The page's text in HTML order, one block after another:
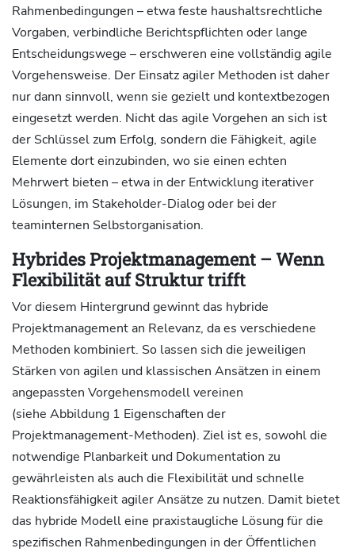
Rahmenbedingungen – etwa feste haushaltsrechtliche
Vorgaben, verbindliche Berichtspflichten oder lange
Entscheidungswege – erschweren eine vollständig agile
Vorgehensweise. Der Einsatz agiler Methoden ist daher
nur dann sinnvoll, wenn sie gezielt und kontextbezogen
eingesetzt werden. Nicht das agile Vorgehen an sich ist
der Schlüssel zum Erfolg, sondern die Fähigkeit, agile
Elemente dort einzubinden, wo sie einen echten
Mehrwert bieten – etwa in der Entwicklung iterativer
Lösungen, im Stakeholder-Dialog oder bei der
teaminternen Selbstorganisation.
Hybrides Projektmanagement – Wenn
Flexibilität auf Struktur trifft
Vor diesem Hintergrund gewinnt das hybride
Projektmanagement an Relevanz, da es verschiedene
Methoden kombiniert. So lassen sich die jeweiligen
Stärken von agilen und klassischen Ansätzen in einem
angepassten Vorgehensmodell vereinen
(siehe Abbildung 1 Eigenschaften der
Projektmanagement-Methoden). Ziel ist es, sowohl die
notwendige Planbarkeit und Dokumentation zu
gewährleisten als auch die Flexibilität und schnelle
Reaktionsfähigkeit agiler Ansätze zu nutzen. Damit bietet
das hybride Modell eine praxistaugliche Lösung für die
spezifischen Rahmenbedingungen in der Öffentlichen